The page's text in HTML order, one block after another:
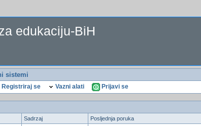
edukaciju-BiH
sistemi
Registriraj se Vazni alati Prijavi se
Sadrzaj Posljednja poruka